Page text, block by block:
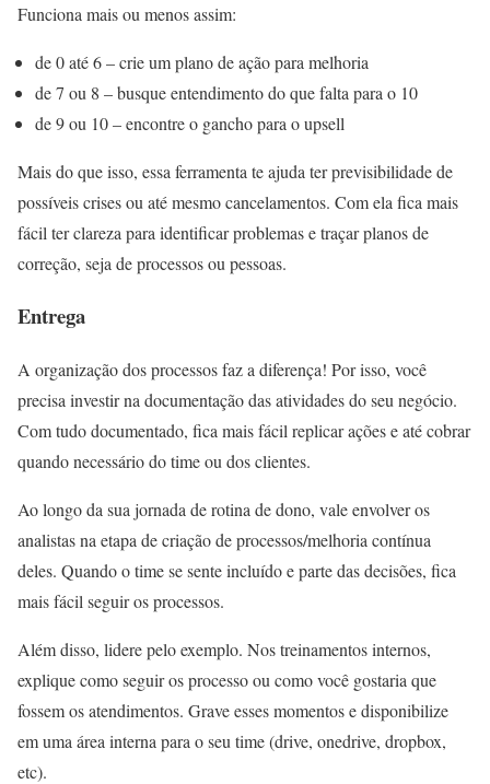
Funciona mais ou menos assim:
de 0 até 6 – crie um plano de ação para melhoria
de 7 ou 8 – busque entendimento do que falta para o 10
de 9 ou 10 – encontre o gancho para o upsell
Mais do que isso, essa ferramenta te ajuda ter previsibilidade de
possíveis crises ou até mesmo cancelamentos. Com ela fica mais
fácil ter clareza para identificar problemas e traçar planos de
correção, seja de processos ou pessoas.
Entrega
A organização dos processos faz a diferença! Por isso, você
precisa investir na documentação das atividades do seu negócio.
Com tudo documentado, fica mais fácil replicar ações e até cobrar
quando necessário do time ou dos clientes.
Ao longo da sua jornada de rotina de dono, vale envolver os
analistas na etapa de criação de processos/melhoria contínua
deles. Quando o time se sente incluído e parte das decisões, fica
mais fácil seguir os processos.
Além disso, lidere pelo exemplo. Nos treinamentos internos,
explique como seguir os processo ou como você gostaria que
fossem os atendimentos. Grave esses momentos e disponibilize
em uma área interna para o seu time (drive, onedrive, dropbox,
etc).